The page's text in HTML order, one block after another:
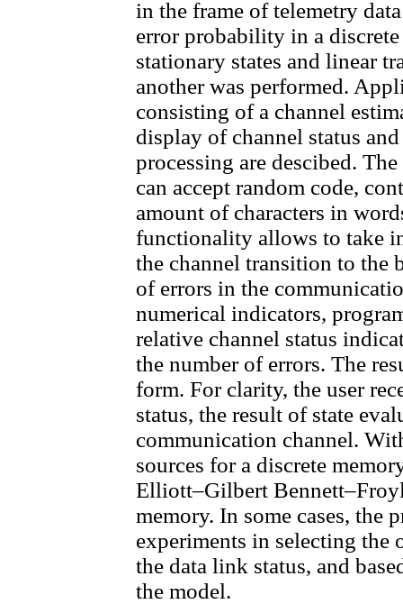
in the frame of telemetry
error probability in a
stationary states and linear
another was performed.
consisting of a channel
display of channel status
processing are descibed.
can accept random code,
amount of characters in
functionality allows to take
the channel transition to the
of errors in the
numerical indicators,
relative channel status
the number of errors. The
form. For clarity, the user
status, the result of state
communication channel.
sources for a discrete
Elliott–Gilbert
memory. In some cases, the
experiments in selecting
the data link status, and
the model.